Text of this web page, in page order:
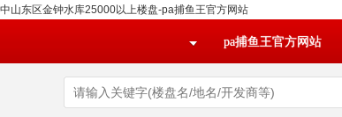
中山东区金钟水库25000以上楼盘-pa捕鱼王官方网站
pa捕鱼王官方网站